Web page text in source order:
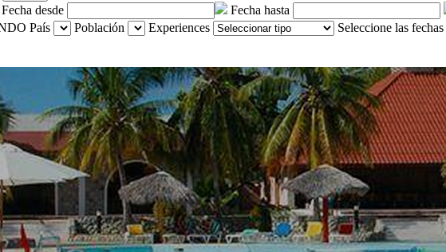
Fecha desde Fecha hasta
País Población Experiences Seleccione las fechas